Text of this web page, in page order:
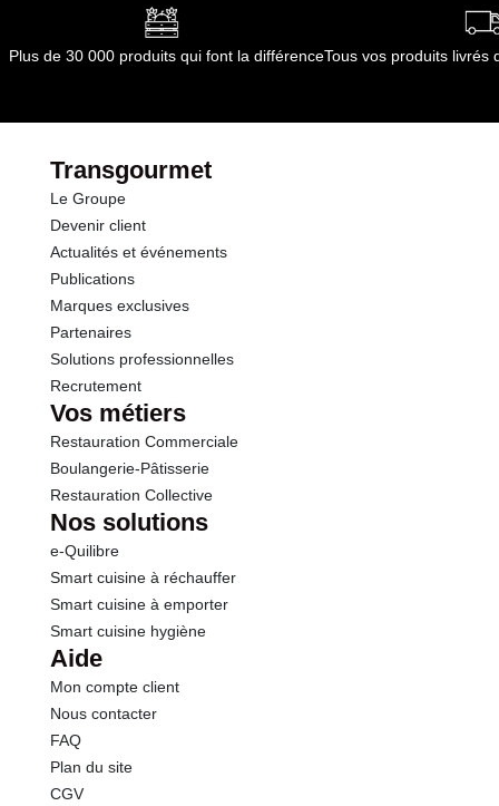
Plus de 30 000 produits qui font la différenceTous vos produits livrés
Transgourmet
Le Groupe
Devenir client
Actualités et événements
Publications
Marques exclusives
Partenaires
Solutions professionnelles
Recrutement
Vos métiers
Restauration Commerciale
Boulangerie-Pâtisserie
Restauration Collective
Nos solutions
e-Quilibre
Smart cuisine à réchauffer
Smart cuisine à emporter
Smart cuisine hygiène
Aide
Mon compte client
Nous contacter
FAQ
Plan du site
CGV